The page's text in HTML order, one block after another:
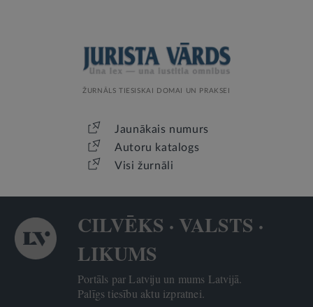
ŽURNĀLS TIESISKAI DOMAI UN PRAKSEI
Jaunākais numurs
Autoru katalogs
Visi žurnāli
CILVĒKS · VALSTS ·
LIKUMS
Portāls par Latviju un mums Latvijā.
Palīgs tiesību aktu izpratnei.